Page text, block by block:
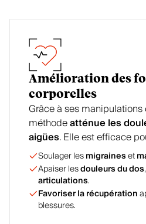
Amélioration des
corporelles
Grâce à ses
méthodeatténue les
aigües. Elle est efficace
Soulager lesmigraineset
Apaiser lesdouleurs du dos,
articulations.
Favoriser la récupération
blessures.